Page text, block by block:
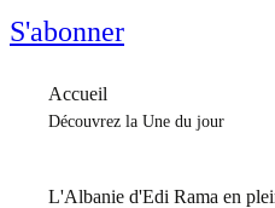
S'abonner
Accueil
Découvrez la Une du jour
L'Albanie d'Edi Rama en